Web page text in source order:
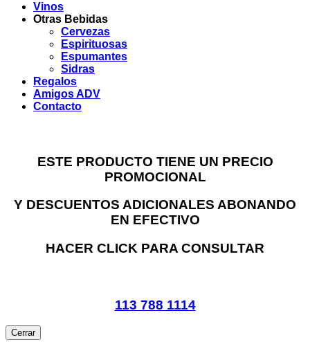
Vinos
Otras Bebidas
Cervezas
Espirituosas
Espumantes
Sidras
Regalos
Amigos ADV
Contacto
ESTE PRODUCTO TIENE UN PRECIO
PROMOCIONAL
Y DESCUENTOS ADICIONALES ABONANDO
EN EFECTIVO
HACER CLICK PARA CONSULTAR
113 788 1114
Cerrar